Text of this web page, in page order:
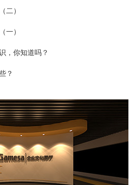
二）
一）
，你知道吗？
？